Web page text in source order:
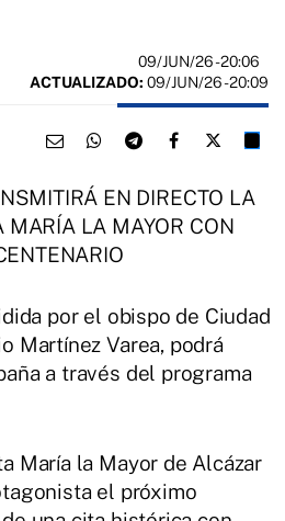
09/JUN/26- 20:06
ACTUALIZADO: 09/JUN/26 - 20:09
EN DIRECTO LA
MARÍA LA MAYOR CON
por el obispo de Ciudad
Martínez Varea, podrá
a través del programa
María la Mayor de Alcázar
el próximo